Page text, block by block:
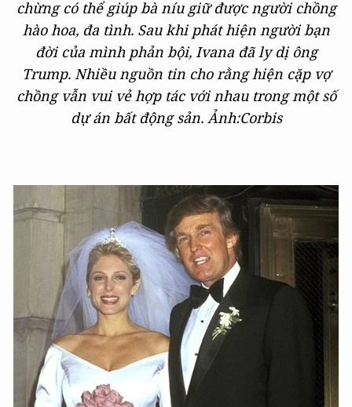
chừng có thể giúp bà níu giữ được người chồng
hào hoa, đa tình. Sau khi phát hiện người bạn
đời của mình phản bội, Ivana đã ly dị ông
Trump. Nhiều nguồn tin cho rằng hiện cặp vợ
chồng vẫn vui vẻ hợp tác với nhau trong một số
dự án bất động sản. Ảnh:Corbis